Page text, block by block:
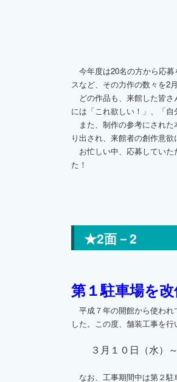
今年度は20名の方から応
スなど、その力作の数々を2
どの作品も、来館した皆さ
には「これ欲しい！」、「自
また、制作の参考にされた
り出され、来館者の創作意欲
お忙しい中、応募していた
た！
★2面－2
第１駐車場を
平成７年の開館から使わ
した。この度、舗装工事を
３月１０日（水）～
なお、工事期間中は第２駐